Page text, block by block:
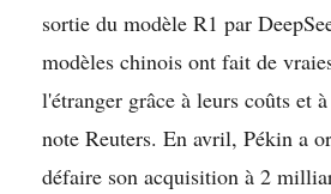
sortie du modèle R1 par
modèles chinois ont fait de
l'étranger grâce à leurs coûts et
note Reuters. En avril, Pékin a
défaire son acquisition à 2